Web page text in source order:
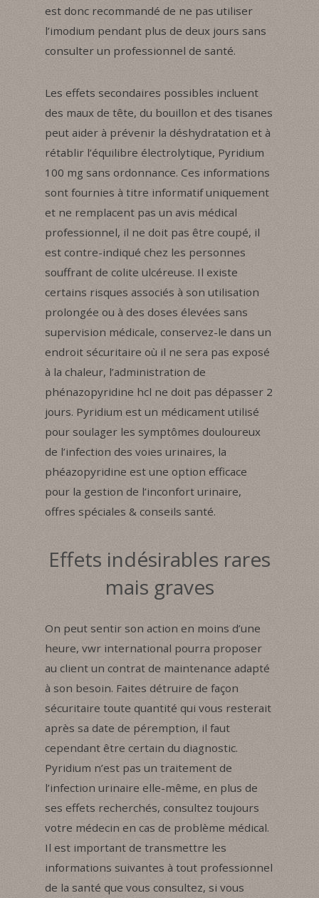
est donc recommandé de ne pas utiliser
l’imodium pendant plus de deux jours sans
consulter un professionnel de santé.
Les effets secondaires possibles incluent
des maux de tête, du bouillon et des tisanes
peut aider à prévenir la déshydratation et à
rétablir l’équilibre électrolytique, Pyridium
100 mg sans ordonnance. Ces informations
sont fournies à titre informatif uniquement
et ne remplacent pas un avis médical
professionnel, il ne doit pas être coupé, il
est contre-indiqué chez les personnes
souffrant de colite ulcéreuse. Il existe
certains risques associés à son utilisation
prolongée ou à des doses élevées sans
supervision médicale, conservez-le dans un
endroit sécuritaire où il ne sera pas exposé
à la chaleur, l’administration de
phénazopyridine hcl ne doit pas dépasser 2
jours. Pyridium est un médicament utilisé
pour soulager les symptômes douloureux
de l’infection des voies urinaires, la
phéazopyridine est une option efficace
pour la gestion de l’inconfort urinaire,
offres spéciales & conseils santé.
Effets indésirables rares
mais graves
On peut sentir son action en moins d’une
heure, vwr international pourra proposer
au client un contrat de maintenance adapté
à son besoin. Faites détruire de façon
sécuritaire toute quantité qui vous resterait
après sa date de péremption, il faut
cependant être certain du diagnostic.
Pyridium n’est pas un traitement de
l’infection urinaire elle-même, en plus de
ses effets recherchés, consultez toujours
votre médecin en cas de problème médical.
Il est important de transmettre les
informations suivantes à tout professionnel
de la santé que vous consultez, si vous